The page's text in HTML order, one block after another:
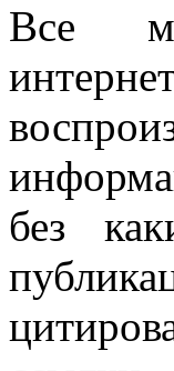
Все
без